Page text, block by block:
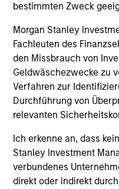
bestimmten Zweck
Morgan Stanley
Fachleuten des
den Missbrauch von
Geldwäschezwecke zu
Verfahren zur
Durchführung von
relevanten
Ich erkenne an, dass
Stanley Investment
verbundenes
direkt oder indirekt
May not represent all
The information on this
purposes only. The
not constitute and
offering of advisory
solicitation of an offer
jurisdiction in which
purchase or sale would
securities, insurance or
All investing involves